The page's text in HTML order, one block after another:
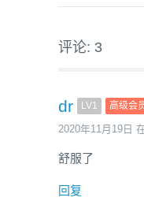
评论: 3
dr LV1 高级会
2020年11月19日
舒服了
回复